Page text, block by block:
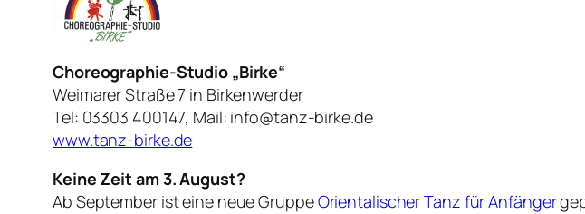
Choreographie-Studio „Birke“
Weimarer Straße 7 in Birkenwerder
Tel: 03303 400147, Mail: info@tanz-birke.de
www.tanz-birke.de
Keine Zeit am 3. August?
Ab September ist eine neue GruppeOrientalischer Tanz für Anfänger